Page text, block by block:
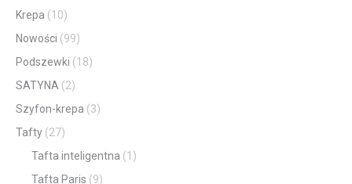
Krepa (10)
Nowości (99)
Podszewki (18)
SATYNA (2)
Szyfon-krepa (3)
Tafty (27)
Tafta inteligentna (1)
Tafta Paris (9)